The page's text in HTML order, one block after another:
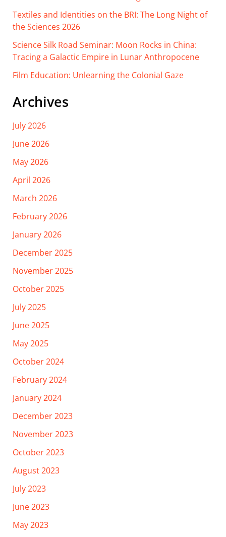
Textiles and Identities on the BRI: The Long Night of
the Sciences 2026
Science Silk Road Seminar: Moon Rocks in China:
Tracing a Galactic Empire in Lunar Anthropocene
Film Education: Unlearning the Colonial Gaze
Archives
July 2026
June 2026
May 2026
April 2026
March 2026
February 2026
January 2026
December 2025
November 2025
October 2025
July 2025
June 2025
May 2025
October 2024
February 2024
January 2024
December 2023
November 2023
October 2023
August 2023
July 2023
June 2023
May 2023